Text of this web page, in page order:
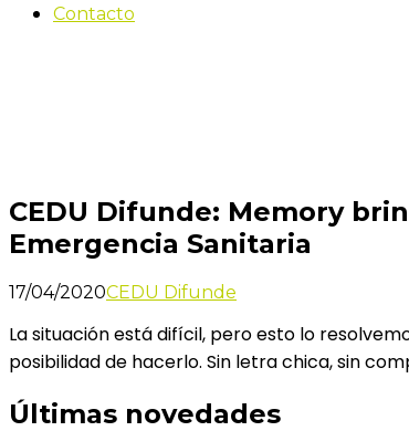
Contacto
CEDU Difunde: Memory
Emergencia Sanitaria
17/04/2020CEDU Difunde
La situación está difícil, pero esto lo
posibilidad de hacerlo. Sin letra chica, sin
Últimas novedades